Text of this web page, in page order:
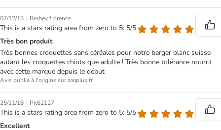
07/12/18 | Berbey florence
This is a stars rating area from zero to 5: 5/5
Très bon produit
Très bonnes croquettes sans céréales pour notre berger blanc suisse
autant les croquettes chiots que adulte ! Très bonne tolérance nourrit
avec cette marque depuis le début
Avis publié à l'origine sur zooplus.fr
25/11/18 | Pit62127
This is a stars rating area from zero to 5: 5/5
Excellent